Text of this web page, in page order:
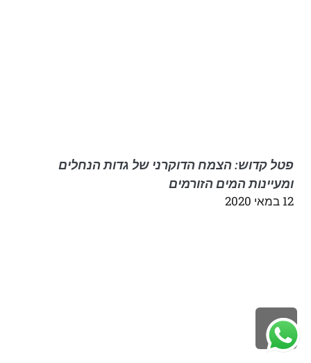
פטל קדוש: הצמח הדוקרני של גדות הנחלים
ומעיינות המים הזורמים
12 במאי 2020